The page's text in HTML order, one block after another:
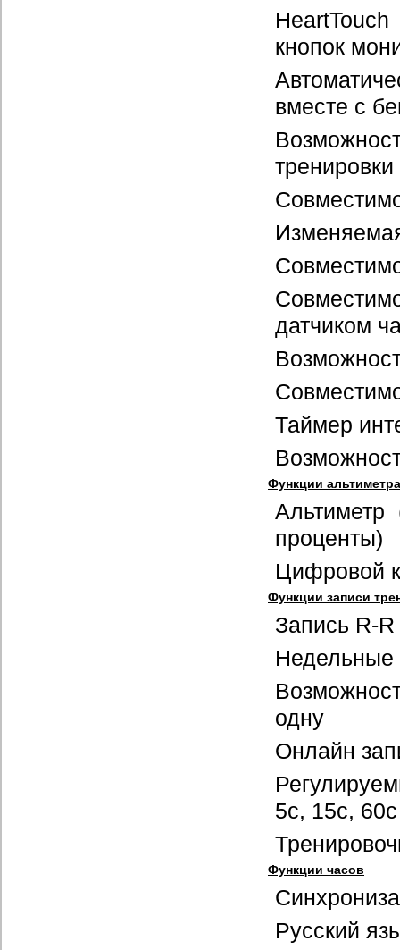
кнопок
вместе с
датчиком
Таймер
Функции
проценты)
Цифровой
Функции записи
Запись R-
Недельные
одну
Онлайн
5с, 15с, 60с
Функции часов
Русский